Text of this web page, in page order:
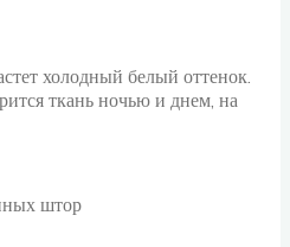
холодный белый оттенок.
ткань ночью и днем, на